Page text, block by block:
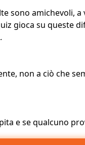
sono amichevoli, a
gioca su queste
non a ciò che
e se qualcuno